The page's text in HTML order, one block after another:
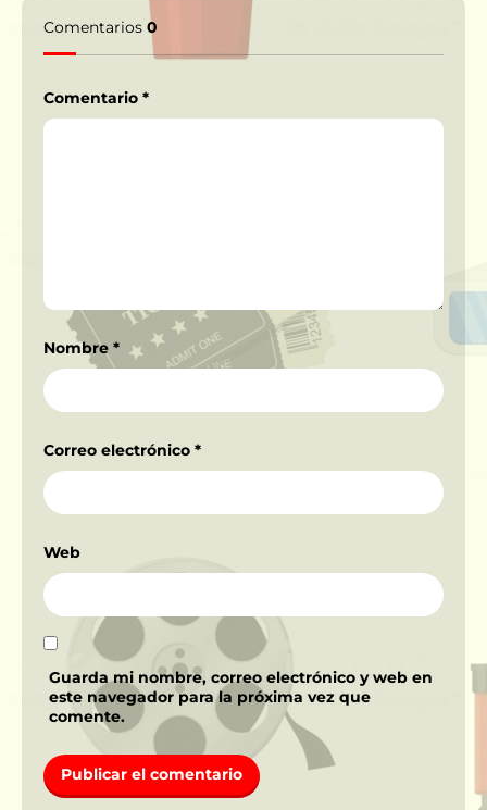
Comentarios 0
Comentario *
Nombre *
Correo electrónico *
Web
Guarda mi nombre, correo electrónico y web en
este navegador para la próxima vez que
comente.